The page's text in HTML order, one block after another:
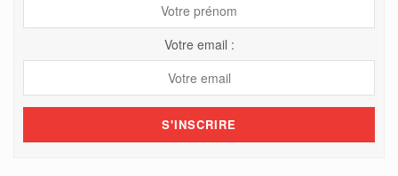
Votre email :